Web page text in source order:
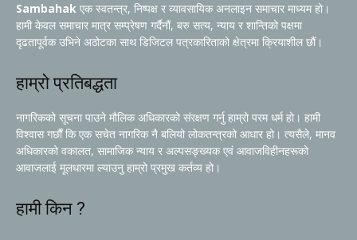
Sambahak एक स्वतन्त्र, निष्पक्ष र व्यावसायिक अनलाइन समाचार माध्यम हो।
हामी केवल समाचार मात्र सम्प्रेषण गर्दैनौं, बरु सत्य, न्याय र शान्तिको पक्षमा
दृढतापूर्वक उभिने अठोटका साथ डिजिटल पत्रकारिताको क्षेत्रमा क्रियाशील छौं।
हाम्रो प्रतिबद्धता
नागरिकको सूचना पाउने मौलिक अधिकारको संरक्षण गर्नु हाम्रो परम धर्म हो। हामी
विश्वास गर्छौं कि एक सचेत नागरिक नै बलियो लोकतन्त्रको आधार हो। त्यसैले, मानव
अधिकारको वकालत, सामाजिक न्याय र अल्पसङ्ख्यक एवं आवाजविहीनहरूको
आवाजलाई मूलधारमा ल्याउनु हाम्रो प्रमुख कर्तव्य हो।
हामी किन ?